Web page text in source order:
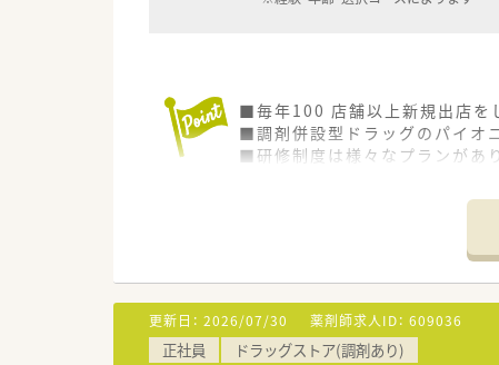
■毎年100 店舗以上新規出店を
■調剤併設型ドラッグのパイオ
■研修制度は様々なプランがあ
■総合薬剤師・調剤薬剤師（土
■調剤併設型だけでなく「医療
■在宅医療にも積極的取り組ん
■「プラチナくるみん認定企業
います
■充実した研修制度、人事制度、
更新日： 2026/07/30 薬剤師求人ID： 609036
正社員 ドラッグストア(調剤あり)